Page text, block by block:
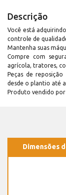
Descrição
Você está
controle de
Mantenha suas
Compre com
agrícola, tratores,
Peças de
desde o plantio até
Produto vendido
Dimensões